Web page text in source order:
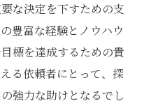
な決定を下すための支
豊富な経験とノウハウ
標を達成するための貴
る依頼者にとって、探
強力な助けとなるでし